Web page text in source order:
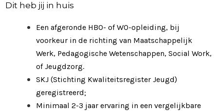
Dit heb jij in huis
Een afgeronde HBO- of WO-opleiding, bij
voorkeur in de richting van Maatschappelijk
Werk, Pedagogische Wetenschappen, Social Work,
of Jeugdzorg.
SKJ (Stichting Kwaliteitsregister Jeugd)
geregistreerd;
Minimaal 2-3 jaar ervaring in een vergelijkbare